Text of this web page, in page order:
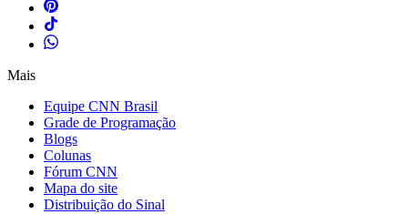
Mais
Equipe CNN Brasil
Grade de Programação
Blogs
Colunas
Fórum CNN
Mapa do site
Distribuição do Sinal